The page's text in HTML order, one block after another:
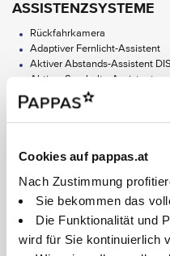
Cookies auf pappas.at
Nach Zustimmung
Sie bekommen das
Die Funktionalität und
wird für Sie kontinuierlich
ASSISTENZSYSTEME
Rückfahrkamera
Adaptiver Fernlicht-Assistent
Aktiver Abstands-Assistent
Aktiver Spurhalte-Assistent
Mercedes-Benz Notrufsystem
Totwinkel-Assistent
Verkehrszeichen-Assistent
Park-Paket mit Rückfahrkamera
AUDIO &
Apple CarPlay
MBUX Navigation Premium
Alle Ausstattungen anzeigen
Nach Ablauf von limitierten Laufzeiten